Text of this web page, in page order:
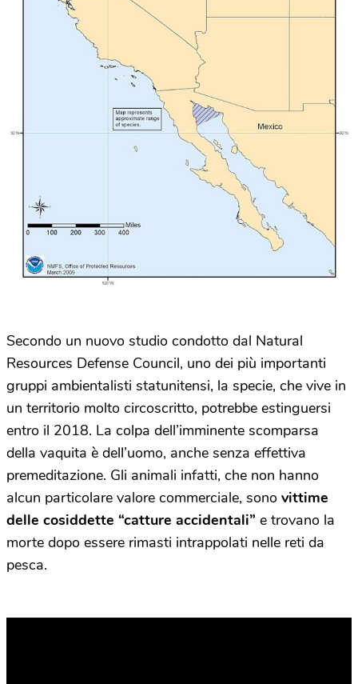
Secondo un nuovo studio condotto dal Natural
Resources Defense Council, uno dei più importanti
gruppi ambientalisti statunitensi, la specie, che vive in
un territorio molto circoscritto, potrebbe estinguersi
entro il 2018. La colpa dell’imminente scomparsa
della vaquita è dell’uomo, anche senza effettiva
premeditazione. Gli animali infatti, che non hanno
alcun particolare valore commerciale, sono vittime
delle cosiddette “catture accidentali” e trovano la
morte dopo essere rimasti intrappolati nelle reti da
pesca.